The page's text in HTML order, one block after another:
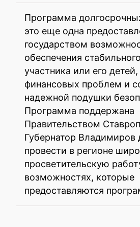
Программа
это еще одна
государством
обеспечения
участника или его
финансовых проблем и
надежной подушки
Программа поддержана
Правительством
Губернатор Владимиров
провести в регионе
просветительскую
возможностях, которые
предоставляются